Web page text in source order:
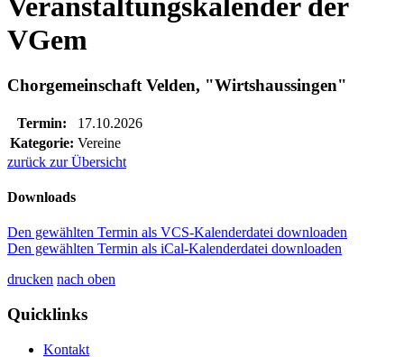
VGem
Chorgemeinschaft Velden, "Wirtshaussingen"
Termin:
17.10.2026
Kategorie: Vereine
zurück zur Übersicht
Downloads
Den gewählten Termin als VCS-Kalenderdatei downloaden
Den gewählten Termin als iCal-Kalenderdatei downloaden
drucken nach oben
Quicklinks
Kontakt